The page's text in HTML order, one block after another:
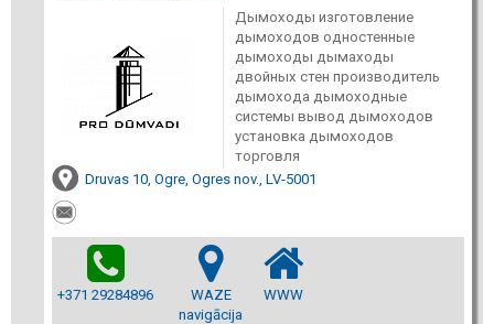
Дымоходы изготовление
дымоходов одностенные
дымоходы дымаходы
двойных стен производитель
дымохода дымоходные
системы вывод дымоходов
установка дымоходов
торговля
Druvas 10, Ogre, Ogres nov., LV-5001
+371 29284896
WAZE
navigācija
WWW